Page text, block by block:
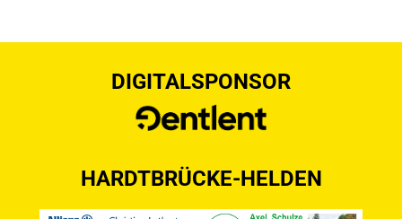
DIGITALSPONSOR
HARDTBRÜCKE-HELDEN